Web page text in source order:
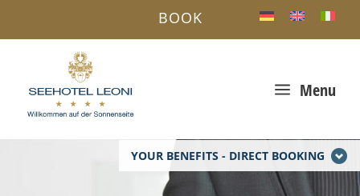
YOUR BENEFITS - DIRECT BOOKING
a Menu
BOOK